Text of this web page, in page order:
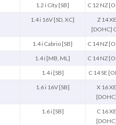
1.2 i City [SB] C 12 NZ
1.4 i 16V [SD, XC]
Z 14 XE
[DOHC]
1.4 i Cabrio [SB] C 14 NZ
1.4 i [MB, ML] C 14 NZ
1.4 i [SB] C 14 SE
1.6 i 16V [SB]
X 16
1.6 i [SB]
C 16